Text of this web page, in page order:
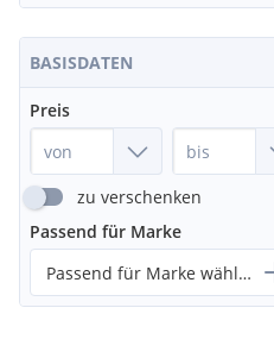
BASISDATEN
Preis
zu verschenken
Passend für Marke
Passend für Marke wählen...